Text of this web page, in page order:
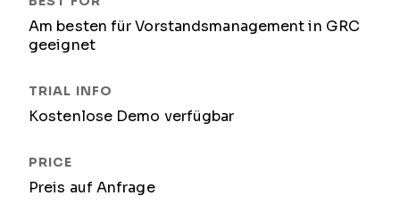
Am besten für Vorstandsmanagement in GRC
geeignet
Kostenlose Demo verfügbar
Preis auf Anfrage